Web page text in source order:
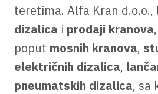
teretima. Alfa Kran d.o.o.,
dizalica i prodaji kranova
poput mosnih kranova,
električnih dizalica,
pneumatskih dizalica, sa